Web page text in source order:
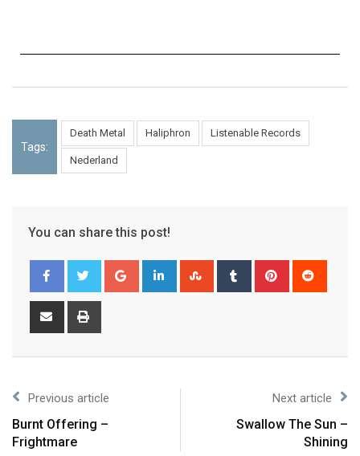
Tags:
Death Metal Haliphron Listenable Records
Nederland
You can share this post!
Previous article
Burnt Offering –
Frightmare
Next article
Swallow The Sun –
Shining